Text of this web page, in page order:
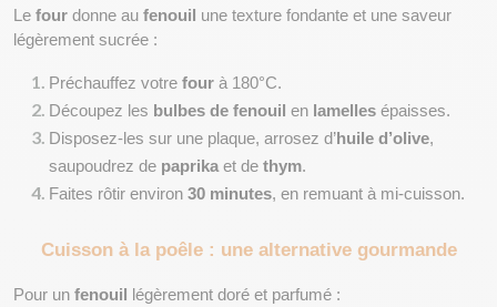
Le four donne au fenouil
une texture fondante et une saveur
légèrement sucrée :
Préchauffez votre four à 180°C.
Découpez les bulbes de fenouil en lamelles épaisses.
Disposez-les sur une plaque, arrosez d’huile d’olive,
saupoudrez de paprika et de thym.
Faites rôtir environ 30 minutes, en remuant à mi-cuisson.
Cuisson à la poêle : une alternative gourmande
Pour un fenouil légèrement doré et parfumé :